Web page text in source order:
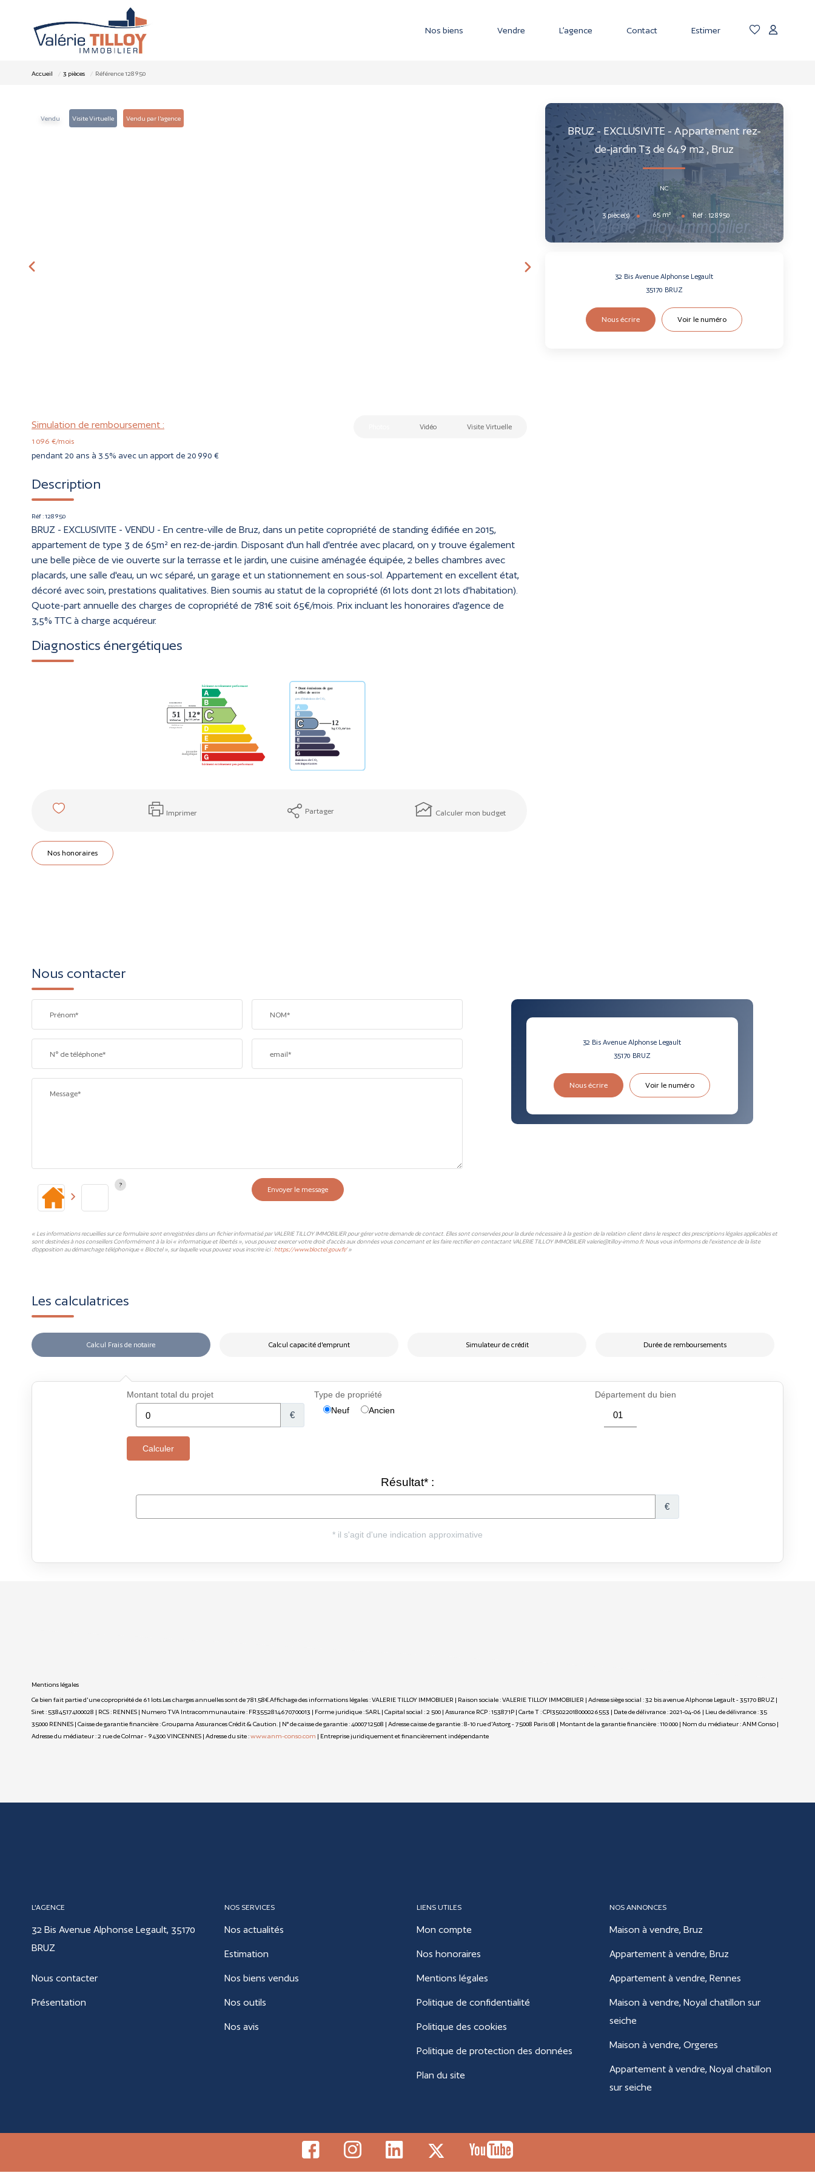
Nos biens Vendre L’agence Contact Estimer
Accueil 3 pièces Référence 128950
Vendu Visite Virtuelle Vendu par l'agence
Simulation de remboursement :
1 096 €/mois
pendant 20 ans à 3.5% avec un apport de 20 990 €
Vidéo Visite Virtuelle
Description
Réf : 128950
BRUZ - EXCLUSIVITE - VENDU - En centre-ville de Bruz, dans un petite copropriété de standing édifiée en 2015,
appartement de type 3 de 65m² en rez-de-jardin. Disposant d'un hall d'entrée avec placard, on y trouve également
une belle pièce de vie ouverte sur la terrasse et le jardin, une cuisine aménagée équipée, 2 belles chambres avec
placards, une salle d'eau, un wc séparé, un garage et un stationnement en sous-sol. Appartement en excellent état,
décoré avec soin, prestations qualitatives. Bien soumis au statut de la copropriété (61 lots dont 21 lots d'habitation).
Quote-part annuelle des charges de copropriété de 781€ soit 65€/mois. Prix incluant les honoraires d'agence de
3,5% TTC à charge acquéreur.
Diagnostics énergétiques
Imprimer Partager Calculer mon budget
Nos honoraires
BRUZ - EXCLUSIVITE - Appartement rez-
de-jardin T3 de 64.9 m2,Bruz
NC
3pièce(s) 65 m² Réf : 128950
32 Bis Avenue Alphonse Legault
35170 BRUZ
Nous écrire Voir le numéro
Nous contacter
Prénom* NOM*
N° de téléphone* email*
Message*
Envoyer le message
32 Bis Avenue Alphonse Legault
35170 BRUZ
Nous écrire Voir le numéro
« Les informations recueillies sur ce formulaire sont enregistrées dans un fichier informatisé par VALERIE TILLOY IMMOBILIER pour gérer votre demande de contact. Elles sont conservées pour la durée nécessaire à la gestion de la relation client dans le respect des prescriptions légales applicables et
sont destinées à nos conseillers Conformément à la loi « informatique et libertés », vous pouvez exercer votre droit d'accès aux données vous concernant et les faire rectifier en contactant VALERIE TILLOY IMMOBILIER valerie@tilloy-immo.fr. Nous vous informons de l'existence de la liste
d'opposition au démarchage téléphonique « Bloctel », sur laquelle vous pouvez vous inscrire ici :https://www.bloctel.gouv.fr/»
Les calculatrices
Calcul Frais de notaire Calcul capacité d'emprunt Simulateur de crédit Durée de remboursements
Mentions légales
Ce bien fait partie d'une copropriété de 61 lots.Les charges annuelles sont de 781.58€.Affichage des informations légales : VALERIE TILLOY IMMOBILIER | Raison sociale : VALERIE TILLOY IMMOBILIER | Adresse siège social : 32 bis avenue Alphonse Legault - 35170 BRUZ |
Siret : 53845174100028 | RCS : RENNES | Numero TVA Intracommunautaire : FR3552814670700013 | Forme juridique : SARL | Capital social : 2 500 | Assurance RCP : 153871P | Carte T : CPI35022018000026553 | Date de délivrance : 2021-04-06 | Lieu de délivrance : 35
35000 RENNES | Caisse de garantie financière : Groupama Assurances Crédit & Caution. | N° de caisse de garantie : 4000712508 | Adresse caisse de garantie : 8-10 rue d'Astorg - 75008 Paris 08 | Montant de la garantie financière : 110 000 | Nom du médiateur : ANM Conso |
Adresse du médiateur : 2 rue de Colmar - 94300 VINCENNES | Adresse du site :www.anm-conso.com | Entreprise juridiquement et financièrement indépendante
L'AGENCE
32 Bis Avenue Alphonse Legault, 35170
BRUZ
Nous contacter
Présentation
NOS SERVICES
Nos actualités
Estimation
Nos biens vendus
Nos outils
Nos avis
LIENS UTILES
Mon compte
Nos honoraires
Mentions légales
Politique de confidentialité
Politique des cookies
Politique de protection des données
Plan du site
NOS ANNONCES
Maison à vendre, Bruz
Appartement à vendre, Bruz
Appartement à vendre, Rennes
Maison à vendre, Noyal chatillon sur
seiche
Maison à vendre, Orgeres
Appartement à vendre, Noyal chatillon
sur seiche